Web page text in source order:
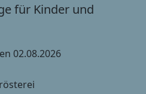
für Kinder und
02.08.2026